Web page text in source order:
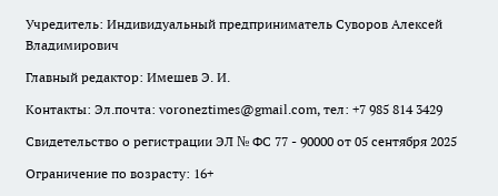
Учредитель: Индивидуальный предприниматель Суворов Алексей
Владимирович
Главный редактор: Имешев Э. И.
Контакты: Эл.почта: voroneztimes@gmail.com, тел: +7 985 814 3429
Свидетельство о регистрации ЭЛ № ФС 77 - 90000 от 05 сентября 2025
Ограничение по возрасту: 16+